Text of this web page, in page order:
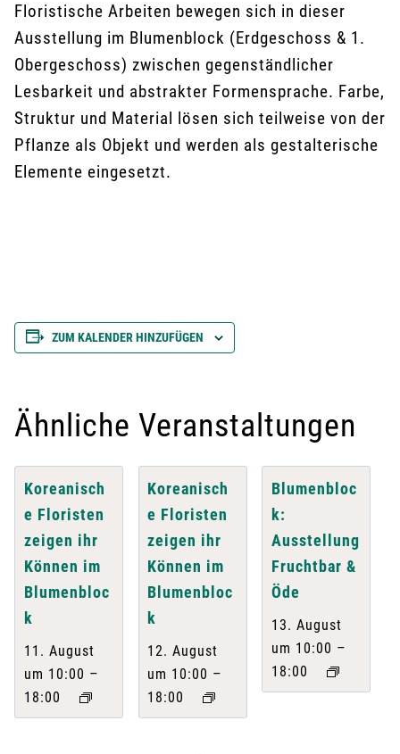
Floristische Arbeiten bewegen sich in dieser
Ausstellung im Blumenblock (Erdgeschoss & 1.
Obergeschoss) zwischen gegenständlicher
Lesbarkeit und abstrakter Formensprache. Farbe,
Struktur und Material lösen sich teilweise von der
Pflanze als Objekt und werden als gestalterische
Elemente eingesetzt.
ZUM KALENDER HINZUFÜGEN
Ähnliche Veranstaltungen
Koreanisch
e Floristen
zeigen ihr
Können im
Blumenbloc
k
11. August
um 10:00 –
18:00
Koreanisch
e Floristen
zeigen ihr
Können im
Blumenbloc
k
12. August
um 10:00 –
18:00
Blumenbloc
k:
Ausstellung
Fruchtbar &
Öde
13. August
um 10:00 –
18:00